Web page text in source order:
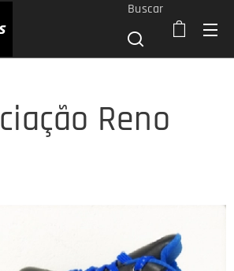
Buscar
Reno